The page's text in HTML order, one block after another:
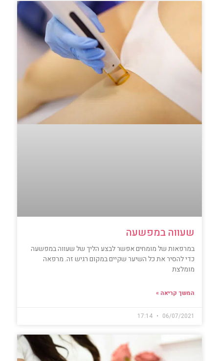
שעווה במפשעה
במרפאות של מומחים אפשר לבצע הליך של שעווה במפשעה
כדי להסיר את כל השיער שקיים במקום רגיש זה. מרפאה
מומלצת
המשך קריאה »
06/07/2021